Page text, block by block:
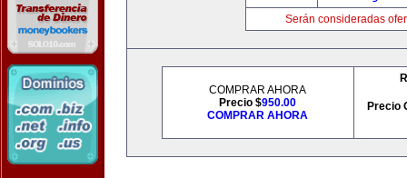
Serán consideradas
COMPRAR AHORA
Precio $950.00
COMPRAR AHORA
Precio